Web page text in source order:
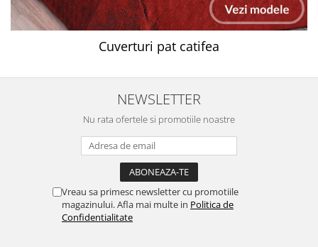
Cuverturi pat catifea
NEWSLETTER
Nu rata ofertele si promotiile noastre
Vreau sa primesc newsletter cu promotiile
magazinului. Afla mai multe in Politica de
Confidentialitate